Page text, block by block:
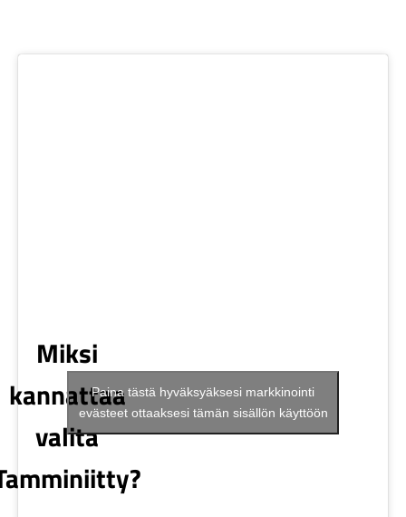
Miksi
kannattaa
valita
Paina tästä hyväksyäksesi markkinointi
evästeet ottaaksesi tämän sisällön käyttöön